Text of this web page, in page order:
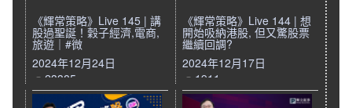
《輝常策略》Live 145 | 講
股過聖誕！穀子經濟,電商,
旅遊｜#微
2024年12月24日
23385
《輝常策略》Live 144 | 想
開始吸納港股, 但又驚股票
繼續回調?
2024年12月17日
1911